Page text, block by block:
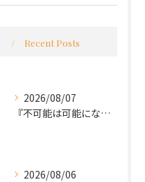
Recent Posts
2026/08/07
『不可能は可能になる』
2026/08/06